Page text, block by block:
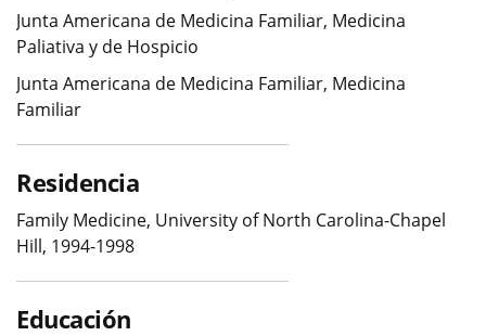
Junta Americana de Medicina Familiar, Medicina
Paliativa y de Hospicio
Junta Americana de Medicina Familiar, Medicina
Familiar
Residencia
Family Medicine, University of North Carolina-Chapel
Hill, 1994-1998
Educación